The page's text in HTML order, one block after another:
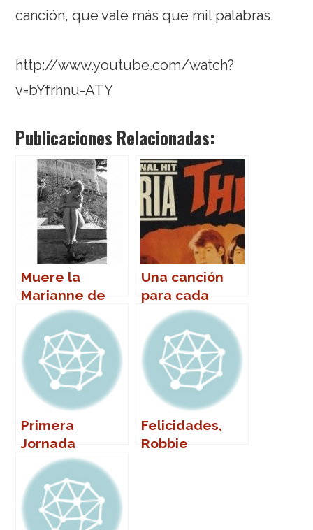
canción, que vale más que mil palabras.
http://www.youtube.com/watch?
v=bYfrhnu-ATY
Publicaciones Relacionadas:
Muere la
Marianne de
«So long,
Marianne»
Una canción
para cada
nombre (de
mujer)
Primera
Jornada
SpeakFest
2011: Julio de la
Rosa
Felicidades,
Robbie